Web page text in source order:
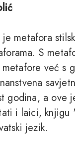
metafora
S
već s
godina, a ove
i laici,
jezik.